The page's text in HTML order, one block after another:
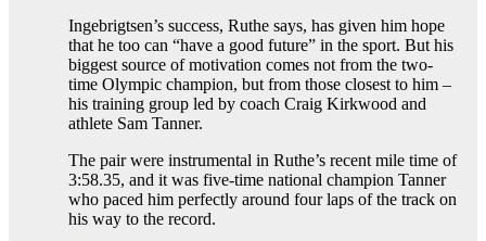
Ingebrigtsen’s success, Ruthe says, has given him hope
that he too can “have a good future” in the sport. But his
biggest source of motivation comes not from the two-
time Olympic champion, but from those closest to him –
his training group led by coach Craig Kirkwood and
athlete Sam Tanner.
The pair were instrumental in Ruthe’s recent mile time of
3:58.35, and it was five-time national champion Tanner
who paced him perfectly around four laps of the track on
his way to the record.